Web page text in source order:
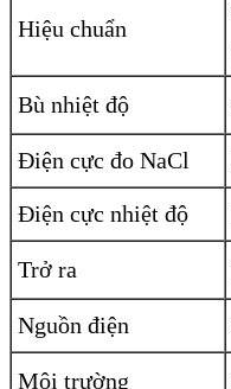
Hiệu chuẩn
Bù nhiệt độ
Điện cực đo NaCl
Điện cực nhiệt độ
Trở ra
Nguồn điện
Môi trường